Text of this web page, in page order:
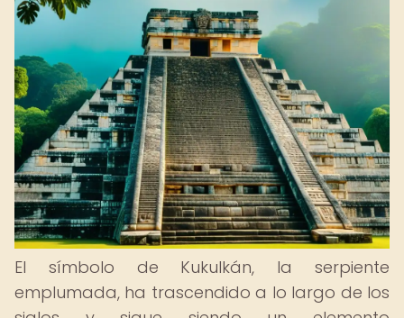
El símbolo de Kukulkán, la serpiente
emplumada, ha trascendido a lo largo de los